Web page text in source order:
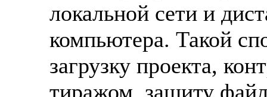
локальной сети и
компьютера. Такой
загрузку проекта,
тиражом, защиту